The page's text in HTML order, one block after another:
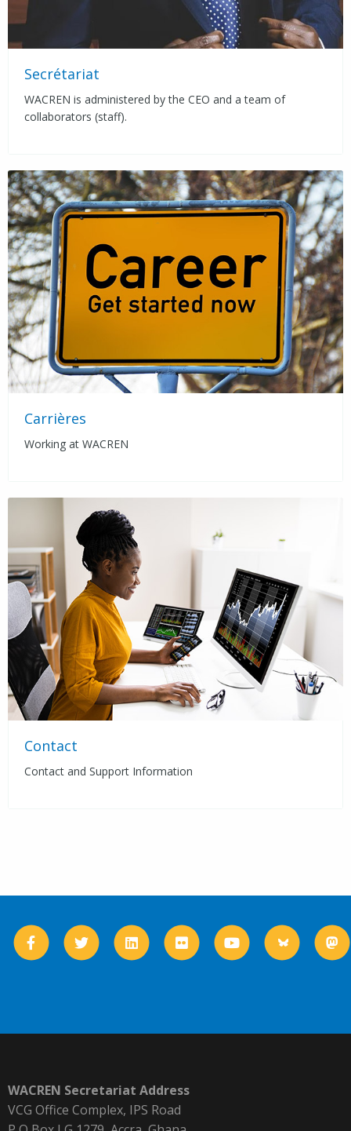
Secrétariat
WACREN is administered by the CEO and a team of
collaborators (staff).
Carrières
Working at WACREN
Contact
Contact and Support Information
WACREN Secretariat Address
VCG Office Complex, IPS Road